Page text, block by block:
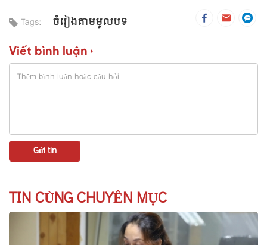
Tags: ចំរៀងតាមមូលបទ
Viết bình luận
TIN CÙNG CHUYÊN MỤC